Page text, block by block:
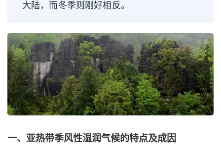
大陆，而冬季则刚好相反。
一、亚热带季风性湿润气候的特点及成因